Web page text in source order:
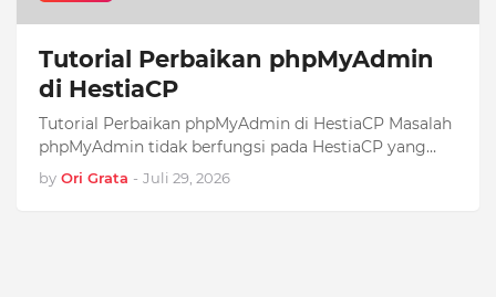
Tutorial Perbaikan phpMyAdmin
di HestiaCP
Tutorial Perbaikan phpMyAdmin di HestiaCP Masalah
phpMyAdmin tidak berfungsi pada HestiaCP yang
sudah terinstall. Gejala: Akses
http://domain.com/phpmyadmin/ …
by Ori Grata - Juli 29, 2026